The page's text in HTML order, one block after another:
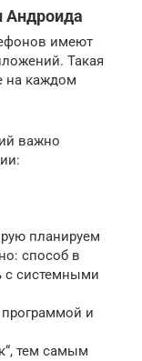
Андроида
имеют
Такая
на каждом
важно
планируем
способ в
с системными
программой и
тем самым